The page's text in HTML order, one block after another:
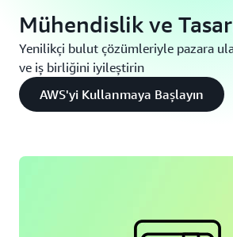
Mühendislik ve
Yenilikçi bulut çözümleriyle pazara
ve iş birliğini iyileştirin
AWS'yi Kullanmaya Başlayın